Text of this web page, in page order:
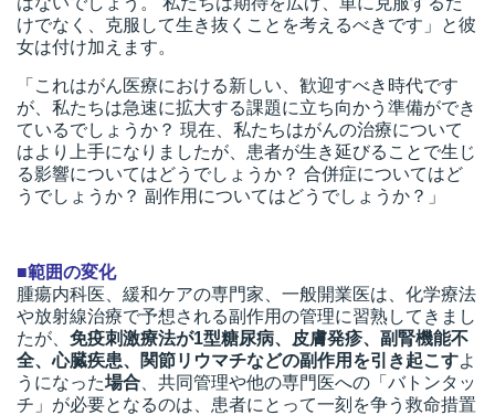
けでなく、克服して生き抜くことを考えるべきです」と彼
女は付け加えます。
「これはがん医療における新しい、歓迎すべき時代です
が、私たちは急速に拡大する課題に立ち向かう準備ができ
ているでしょうか？ 現在、私たちはがんの治療について
はより上手になりましたが、患者が生き延びることで生じ
る影響についてはどうでしょうか？ 合併症についてはど
うでしょうか？ 副作用についてはどうでしょうか？」
■範囲の変化
腫瘍内科医、緩和ケアの専門家、一般開業医は、化学療法
や放射線治療で予想される副作用の管理に習熟してきまし
たが、 免疫刺激療法が1型糖尿病、皮膚発疹、副腎機能不
全、心臓疾患、関節リウマチなどの副作用を引き起こすよ
うになった場合 、共同管理や他の専門医への「バトンタッ
チ」が必要となるのは、患者にとって一刻を争う救命措置